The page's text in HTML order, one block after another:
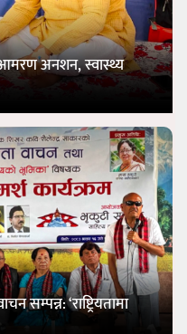
अनशन, स्वास्थ्य
सम्पन्न: ‘राष्ट्रियतामा